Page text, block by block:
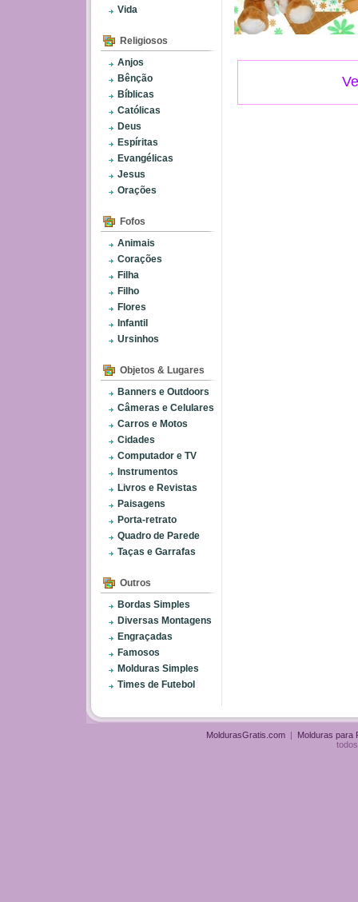
Vida
Religiosos
Anjos
Bênção
Bíblicas
Católicas
Deus
Espíritas
Evangélicas
Jesus
Orações
Fofos
Animais
Corações
Filha
Filho
Flores
Infantil
Ursinhos
Objetos & Lugares
Banners e Outdoors
Câmeras e Celulares
Carros e Motos
Cidades
Computador e TV
Instrumentos
Livros e Revistas
Paisagens
Porta-retrato
Quadro de Parede
Taças e Garrafas
Outros
Bordas Simples
Diversas Montagens
Engraçadas
Famosos
Molduras Simples
Times de Futebol
MoldurasGratis.com | Molduras